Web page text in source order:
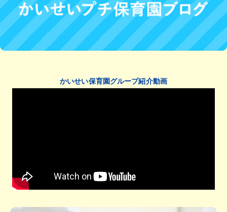
かいせい保育園グループ紹介動画